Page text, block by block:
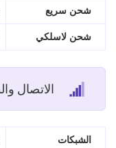
شحن سريع
شحن لاسلكي
الاتصال
الشبكات